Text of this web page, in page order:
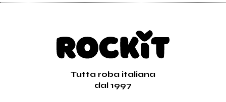
Tutta roba italiana
dal 1997